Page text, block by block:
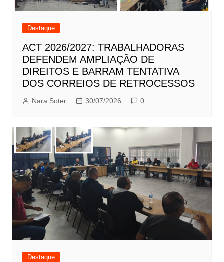
Destaque
ACT 2026/2027: TRABALHADORAS
DEFENDEM AMPLIAÇÃO DE
DIREITOS E BARRAM TENTATIVA
DOS CORREIOS DE RETROCESSOS
Nara Soter 30/07/2026 0
Destaque